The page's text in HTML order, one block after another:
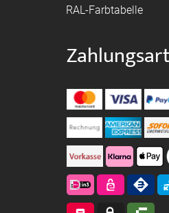
RAL-Farbtabelle